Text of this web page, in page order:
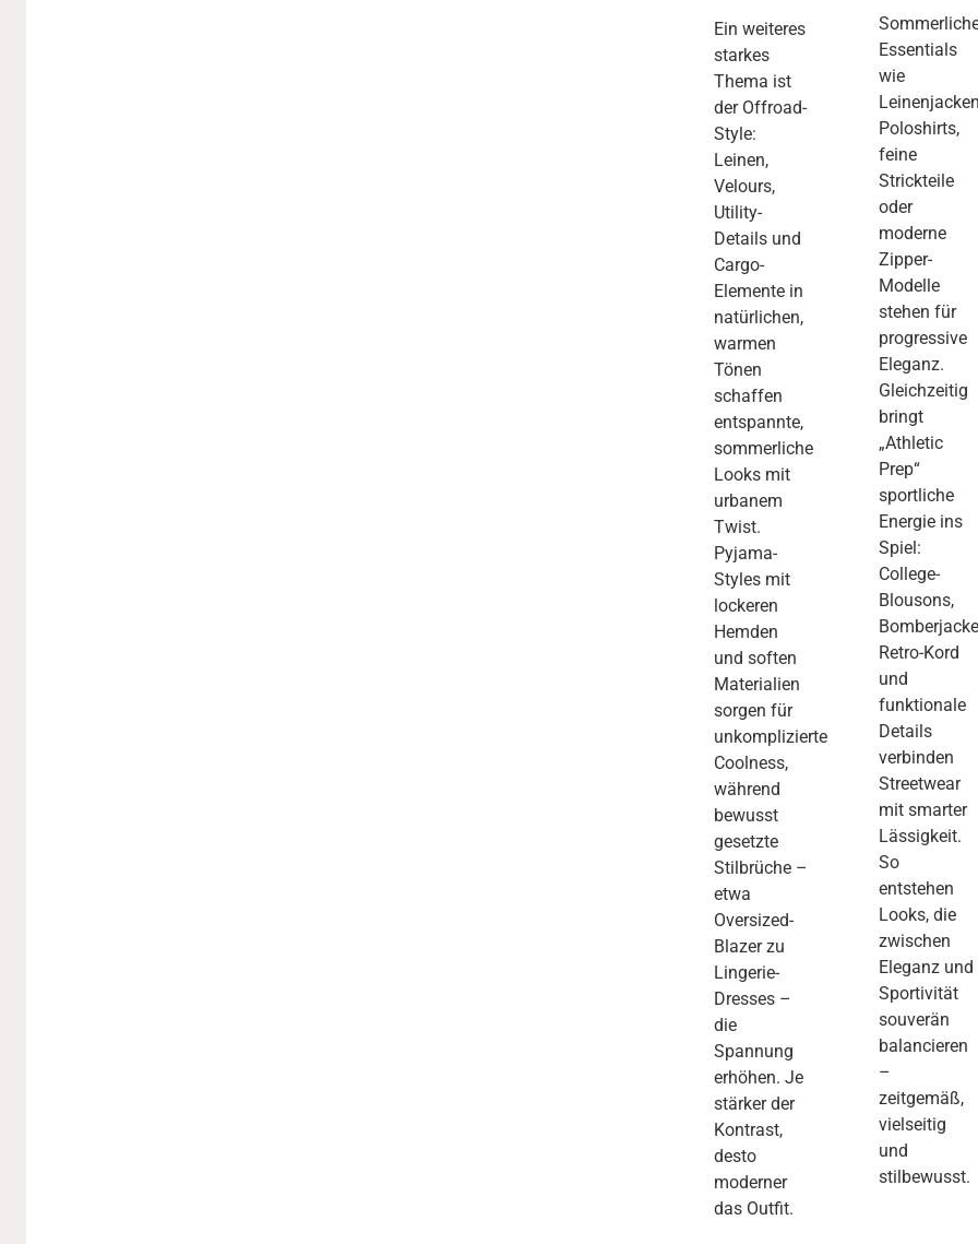
Ein weiteres
starkes
Thema ist
der Offroad-
Style:
Leinen,
Velours,
Utility-
Details und
Cargo-
Elemente in
natürlichen,
warmen
Tönen
schaffen
entspannte,
sommerliche
Looks mit
urbanem
Twist.
Pyjama-
Styles mit
lockeren
Hemden
und soften
Materialien
sorgen für
unkomplizierte
Coolness,
während
bewusst
gesetzte
Stilbrüche –
etwa
Oversized-
Blazer zu
Lingerie-
Dresses –
die
Spannung
erhöhen. Je
stärker der
Kontrast,
desto
moderner
das Outfit.
Essentials
wie
Poloshirts,
feine
Strickteile
oder
moderne
Zipper-
Modelle
stehen für
progressive
Eleganz.
Gleichzeitig
bringt
„Athletic
Prep“
sportliche
Energie ins
Spiel:
College-
Blousons,
Retro-Kord
und
funktionale
Details
verbinden
Streetwear
mit smarter
Lässigkeit.
So
entstehen
Looks, die
zwischen
Eleganz und
Sportivität
souverän
balancieren
–
zeitgemäß,
vielseitig
und
stilbewusst.